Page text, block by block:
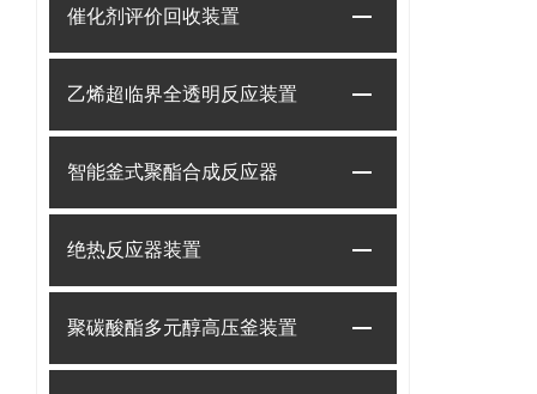
催化剂评价回收装置
乙烯超临界全透明反应装置
智能釜式聚酯合成反应器
绝热反应器装置
聚碳酸酯多元醇高压釜装置